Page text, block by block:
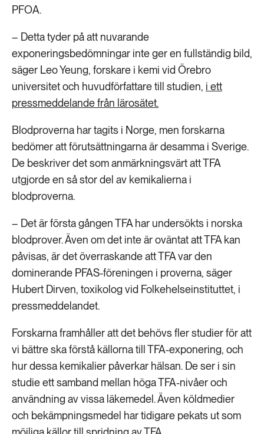
PFOA.
– Detta tyder på att nuvarande
exponeringsbedömningar inte ger en fullständig bild,
säger Leo Yeung, forskare i kemi vid Örebro
universitet och huvudförfattare till studien, i ett
pressmeddelande från lärosätet.
Blodproverna har tagits i Norge, men forskarna
bedömer att förutsättningarna är desamma i Sverige.
De beskriver det som anmärkningsvärt att TFA
utgjorde en så stor del av kemikalierna i
blodproverna.
– Det är första gången TFA har undersökts i norska
blodprover. Även om det inte är oväntat att TFA kan
påvisas, är det överraskande att TFA var den
dominerande PFAS-föreningen i proverna, säger
Hubert Dirven, toxikolog vid Folkehelseinstituttet, i
pressmeddelandet.
Forskarna framhåller att det behövs fler studier för att
vi bättre ska förstå källorna till TFA-exponering, och
hur dessa kemikalier påverkar hälsan. De ser i sin
studie ett samband mellan höga TFA-nivåer och
användning av vissa läkemedel. Även köldmedier
och bekämpningsmedel har tidigare pekats ut som